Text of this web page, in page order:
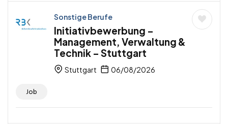
Sonstige Berufe
Initiativbewerbung –
Management, Verwaltung &
Technik – Stuttgart
Stuttgart 06/08/2026
Job